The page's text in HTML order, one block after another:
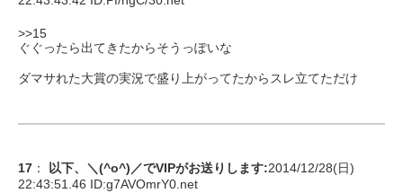
>>15
ぐぐったら出てきたからそうっぽいな
ダマサれた大賞の実況で盛り上がってたからスレ立てただけ
17 ： 以下、＼(^o^)／でVIPがお送りします:2014/12/28(日)
22:43:51.46 ID:g7AVOmrY0.net